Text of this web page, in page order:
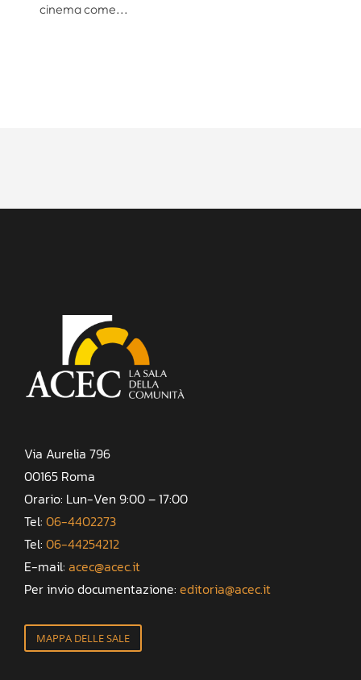
cinema come...
Via Aurelia 796
00165 Roma
Orario: Lun-Ven 9:00 – 17:00
Tel: 06-4402273
Tel: 06-44254212
E-mail: acec@acec.it
Per invio documentazione: editoria@acec.it
MAPPA DELLE SALE